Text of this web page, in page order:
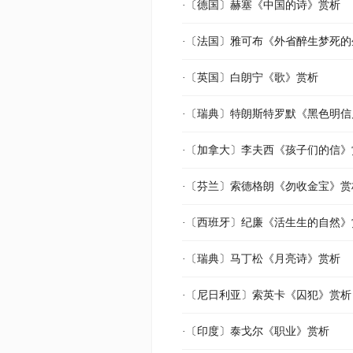
·〔德国〕赫塞《中国的诗》赏析
·〔法国〕雅可布《外省醉生梦死
·〔英国〕白朗宁《歌》赏析
·〔瑞典〕特朗斯特罗默《黑色明
·〔加拿大〕李夫西《孩子们的信
·〔芬兰〕索德格朗《勿收金宝》
·〔西班牙〕纪廉《活生生的自然
·〔瑞典〕马丁松《月亮诗》赏析
·〔尼日利亚〕索英卡《囚犯》赏析
·〔印度〕泰戈尔《职业》赏析